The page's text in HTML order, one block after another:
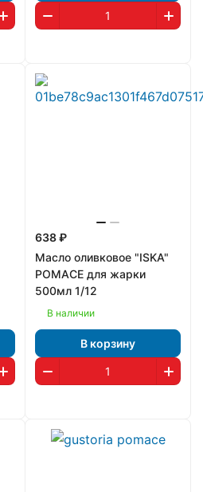
638 ₽
Масло оливковое "ISKA"
POMACE для жарки
500мл 1/12
В наличии
В корзину